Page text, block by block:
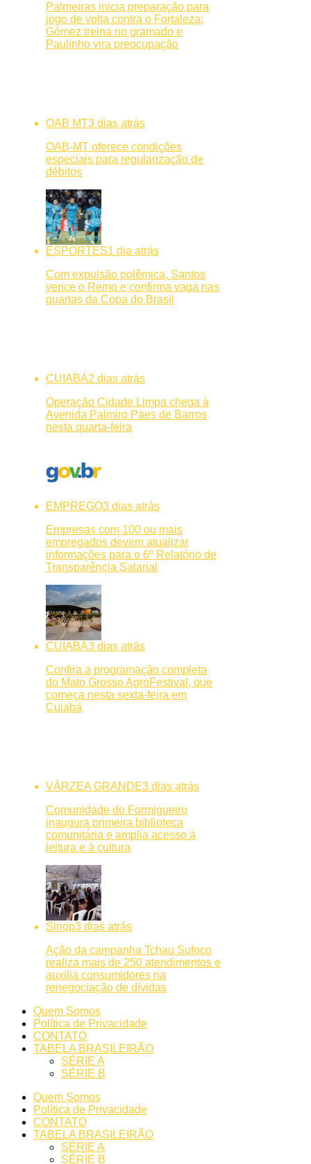
Palmeiras inicia preparação para
jogo de volta contra o Fortaleza;
Gómez treina no gramado e
Paulinho vira preocupação
OAB MT3 dias atrás
OAB-MT oferece condições
especiais para regularização de
débitos
ESPORTES1 dia atrás
Com expulsão polêmica, Santos
vence o Remo e confirma vaga nas
quartas da Copa do Brasil
CUIABÁ2 dias atrás
Operação Cidade Limpa chega à
Avenida Palmiro Paes de Barros
nesta quarta-feira
EMPREGO3 dias atrás
Empresas com 100 ou mais
empregados devem atualizar
informações para o 6º Relatório de
Transparência Salarial
CUIABÁ3 dias atrás
Confira a programação completa
do Mato Grosso AgroFestival, que
começa nesta sexta-feira em
Cuiabá
VÁRZEA GRANDE3 dias atrás
Comunidade do Formigueiro
inaugura primeira biblioteca
comunitária e amplia acesso à
leitura e à cultura
Sinop3 dias atrás
Ação da campanha Tchau Sufoco
realiza mais de 250 atendimentos e
auxilia consumidores na
renegociação de dívidas
Quem Somos
Política de Privacidade
CONTATO
TABELA BRASILEIRÃO
SÉRIE A
SÉRIE B
Quem Somos
Política de Privacidade
CONTATO
TABELA BRASILEIRÃO
SÉRIE A
SÉRIE B